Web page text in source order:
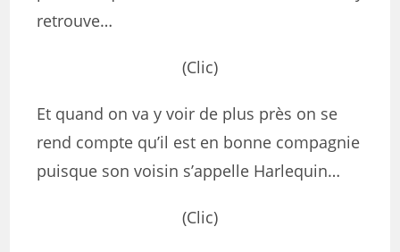
retrouve…
(Clic)
Et quand on va y voir de plus près on se
rend compte qu’il est en bonne compagnie
puisque son voisin s’appelle Harlequin…
(Clic)